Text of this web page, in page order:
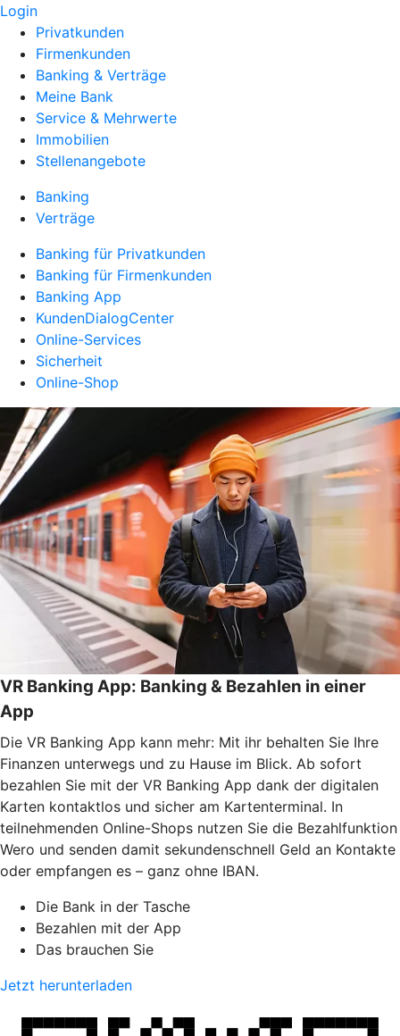
Login
Privatkunden
Firmenkunden
Banking & Verträge
Meine Bank
Service & Mehrwerte
Immobilien
Stellenangebote
Banking
Verträge
Banking für Privatkunden
Banking für Firmenkunden
Banking App
KundenDialogCenter
Online-Services
Sicherheit
Online-Shop
VR Banking App: Banking & Bezahlen in einer
App
Die VR Banking App kann mehr: Mit ihr behalten Sie Ihre
Finanzen unterwegs und zu Hause im Blick. Ab sofort
bezahlen Sie mit der VR Banking App dank der digitalen
Karten kontaktlos und sicher am Kartenterminal. In
teilnehmenden Online-Shops nutzen Sie die Bezahlfunktion
Wero und senden damit sekundenschnell Geld an Kontakte
oder empfangen es – ganz ohne IBAN.
Die Bank in der Tasche
Bezahlen mit der App
Das brauchen Sie
Jetzt herunterladen